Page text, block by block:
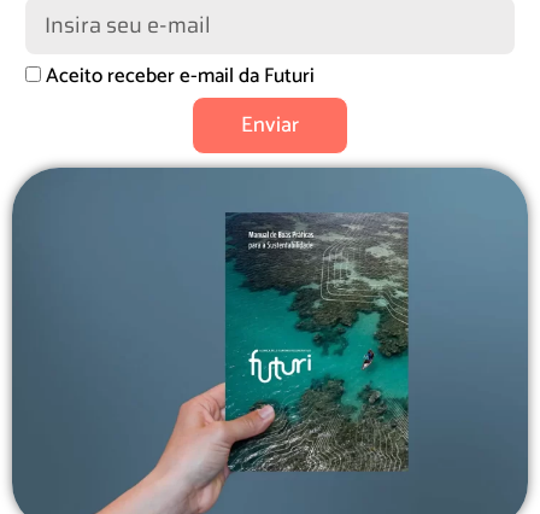
Aceito receber e-mail da Futuri
Enviar